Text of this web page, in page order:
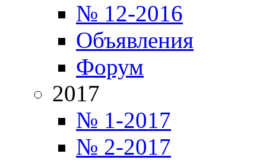
№ 12-2016
Объявления
Форум
2017
№ 1-2017
№ 2-2017